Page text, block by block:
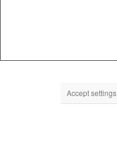
Accept settings